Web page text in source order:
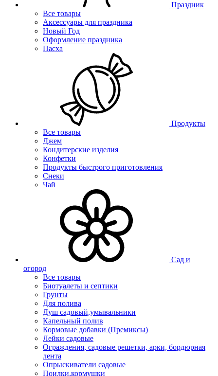
Праздник
Все товары
Аксессуары для праздника
Новый Год
Оформление праздника
Пасха
Продукты
Все товары
Джем
Кондитерские изделия
Конфетки
Продукты быстрого приготовления
Снеки
Чай
Сад и
огород
Все товары
Биотуалеты и септики
Грунты
Для полива
Душ садовый,умывальники
Капельный полив
Кормовые добавки (Премиксы)
Лейки садовые
Ограждения, садовые решетки, арки, бордюрная
лента
Опрыскиватели садовые
Поилки,кормушки